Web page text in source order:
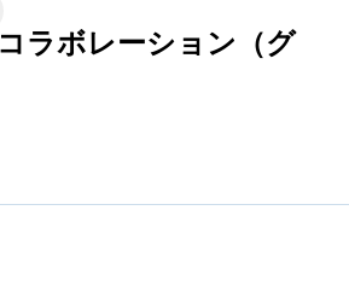
ラボレーション（グ